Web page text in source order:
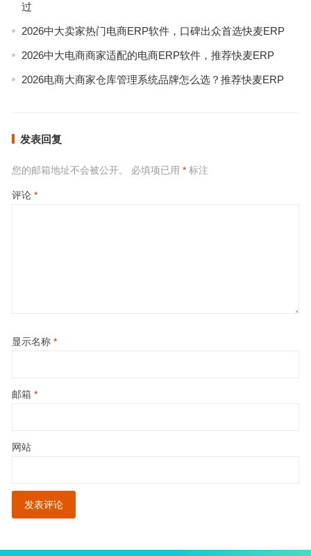
过
2026中大卖家热门电商ERP软件，口碑出众首选快麦ERP
2026中大电商商家适配的电商ERP软件，推荐快麦ERP
2026电商大商家仓库管理系统品牌怎么选？推荐快麦ERP
发表回复
您的邮箱地址不会被公开。 必填项已用 *标注
评论 *
显示名称 *
邮箱 *
网站